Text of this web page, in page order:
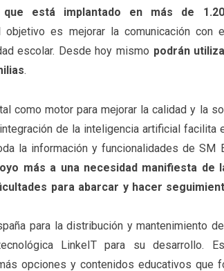
está implantado en más de
objetivo es mejorar la comunicación con
escolar. Desde hoy mismo podrán
.
como motor para mejorar la calidad y la
de la inteligencia artificial facilita
la información y funcionalidades de SM
más a una necesidad manifiesta de
para abarcar y hacer
para la distribución y mantenimiento
LinkeIT para su desarrollo.
opciones y contenidos educativos que